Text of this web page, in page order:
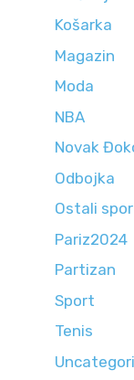
Košarka
Magazin
Moda
NBA
Novak
Odbojka
Ostali
Pariz2024
Partizan
Sport
Tenis